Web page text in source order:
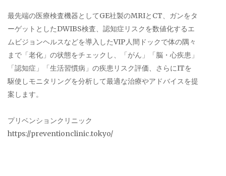
最先端の医療検査機器としてGE社製のMRIとCT、ガンをタ
ーゲットとしたDWIBS検査、認知症リスクを数値化するエ
ムビジョンヘルスなどを導入したVIP人間ドックで体の隅々
まで「老化」の状態をチェックし、「がん」「脳・心疾患」
「認知症」「生活習慣病」の疾患リスク評価、さらにITを
駆使しモニタリングを分析して最適な治療やアドバイスを提
案します。
プリベンションクリニック
https://preventionclinic.tokyo/